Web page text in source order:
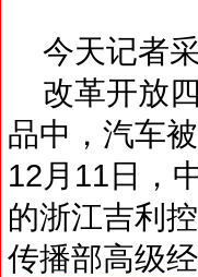
今天记者
改革开放四
品中，汽车
12月11日，
的浙江吉利
传播部高级